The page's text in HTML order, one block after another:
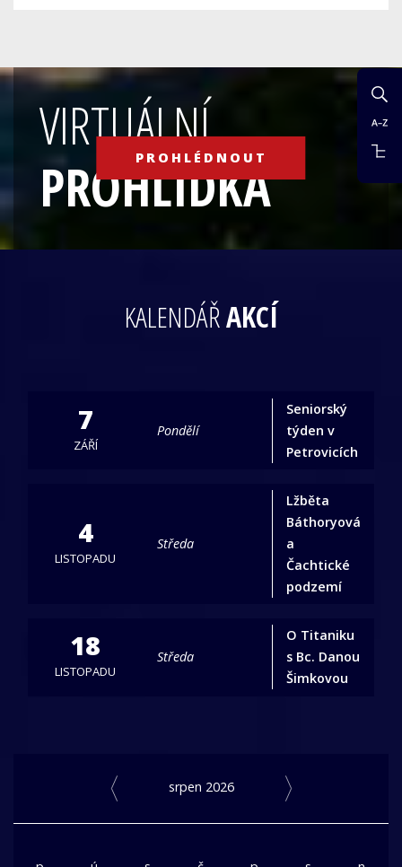
VIRTUÁLNÍ
PROHLÍDKA
PROHLÉDNOUT
KALENDÁŘAKCÍ
7
ZÁŘÍ
Pondělí
Seniorský
týden v
Petrovicích
4
LISTOPADU
Středa
Lžběta
Báthoryová
a
Čachtické
podzemí
18
LISTOPADU
Středa
O Titaniku
s Bc. Danou
Šimkovou
srpen 2026